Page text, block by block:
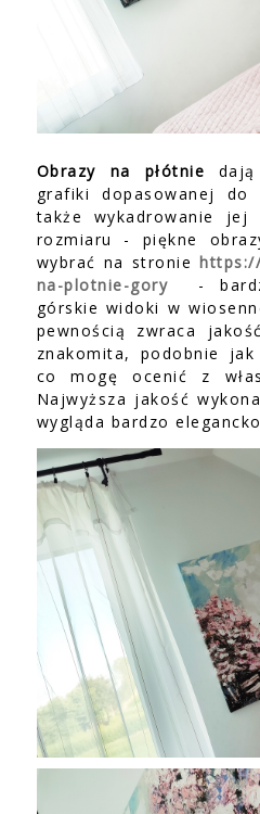
Obrazy na płótnie dają
grafiki dopasowanej do
także wykadrowanie jej
rozmiaru - piękne
wybrać na stronie
na-plotnie-gory -
górskie widoki w
pewnością zwraca
znakomita, podobnie
co mogę ocenić z
Najwyższa jakość
wygląda bardzo